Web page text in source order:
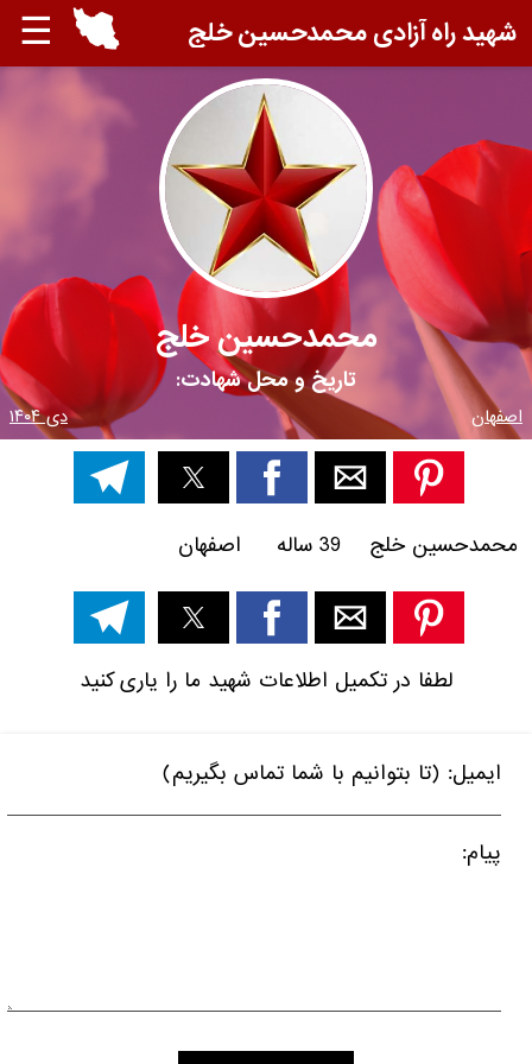
☰ شهید راه آزادی محمدحسین خلج
محمدحسین خلج
تاریخ و محل شهادت:
اصفهان دی ۱۴۰۴
محمدحسین خلج 39 ساله اصفهان
لطفا در تکمیل اطلاعات شهید ما را یاری کنید
ایمیل: (تا بتوانیم با شما تماس بگیریم)
پیام: